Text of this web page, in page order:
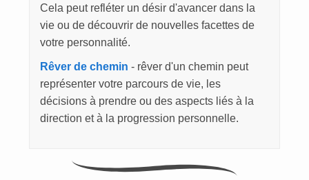
Cela peut refléter un désir d'avancer dans la
vie ou de découvrir de nouvelles facettes de
votre personnalité.
Rêver de chemin - rêver d'un chemin peut
représenter votre parcours de vie, les
décisions à prendre ou des aspects liés à la
direction et à la progression personnelle.